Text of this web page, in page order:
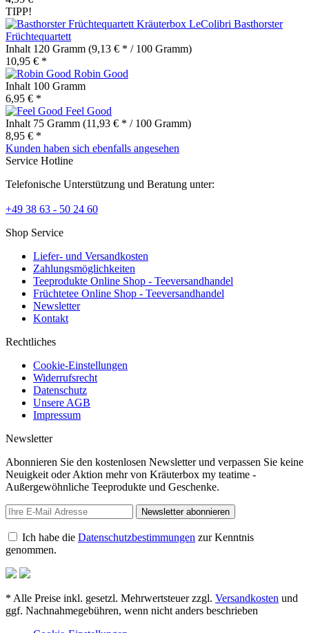
TIPP!
Basthorster
Früchtequartett
Inhalt 120 Gramm (9,13 € * / 100 Gramm)
10,95 € *
Robin Good
Inhalt 100 Gramm
6,95 € *
Feel Good
Inhalt 75 Gramm (11,93 € * / 100 Gramm)
8,95 € *
Kunden haben sich ebenfalls angesehen
Service Hotline
Telefonische Unterstützung und Beratung unter:
+49 38 63 - 50 24 60
Shop Service
Liefer- und Versandkosten
Zahlungsmöglichkeiten
Teeprodukte Online Shop - Teeversandhandel
Früchtetee Online Shop - Teeversandhandel
Newsletter
Kontakt
Rechtliches
Cookie-Einstellungen
Widerrufsrecht
Datenschutz
Unsere AGB
Impressum
Newsletter
Abonnieren Sie den kostenlosen Newsletter und verpassen Sie keine
Neuigkeit oder Aktion mehr von Kräuterbox my teatime -
Außergewöhnliche Teeprodukte und Geschenke.
Newsletter abonnieren
Ich habe die Datenschutzbestimmungen zur Kenntnis
genommen.
* Alle Preise inkl. gesetzl. Mehrwertsteuer zzgl. Versandkosten und
ggf. Nachnahmegebühren, wenn nicht anders beschrieben